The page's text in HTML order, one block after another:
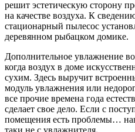
решит эстетическую сторону
на качестве воздуха. К
стационарный пылесос
деревянном рыбацком домике.
Дополнительное увлажнение
когда воздух в доме
сухим. Здесь выручит
модуль увлажнения или
все прочие времена года
сделает свое дело. Если с
помещения есть проблемы…
таки не с увлажнителя.